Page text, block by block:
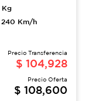
Kg
240 Km/h
Precio Transferencia
$ 104,928
Precio Oferta
$ 108,600